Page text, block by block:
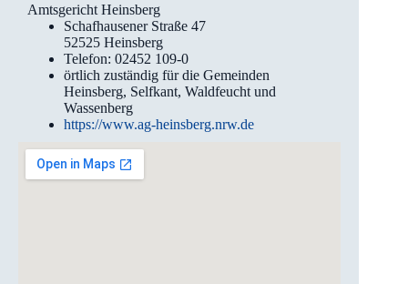
Amtsgericht Heinsberg
Schafhausener Straße 47
52525 Heinsberg
Telefon: 02452 109-0
örtlich zuständig für die Gemeinden
Heinsberg, Selfkant, Waldfeucht und
Wassenberg
https://www.ag-heinsberg.nrw.de